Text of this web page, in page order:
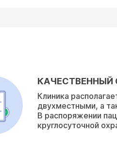
КАЧЕСТВЕННЫЙ
Клиника
двухместными, а
В распоряжении
круглосуточной